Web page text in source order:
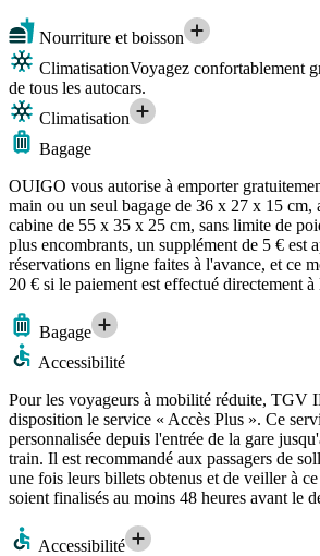
Nourriture et boisson
ClimatisationVoyagez confortablement
de tous les autocars.
Climatisation
Bagage
OUIGO vous autorise à emporter
main ou un seul bagage de 36 x 27 x 15 cm,
cabine de 55 x 35 x 25 cm, sans limite de
plus encombrants, un supplément de 5 € est
réservations en ligne faites à l'avance, et ce
20 € si le paiement est effectué directement à
Bagage
Accessibilité
Pour les voyageurs à mobilité réduite, TGV
disposition le service « Accès Plus ». Ce
personnalisée depuis l'entrée de la gare
train. Il est recommandé aux passagers de
une fois leurs billets obtenus et de veiller à
soient finalisés au moins 48 heures avant le
Accessibilité